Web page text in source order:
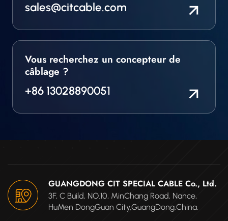
sales@citcable.com
Vous recherchez un concepteur de
câblage ?
+86 13028890051
GUANGDONG CIT SPECIAL CABLE Co., Ltd.
3F, C Build, NO.10, MinChang Road, Nance,
HuMen DongGuan City,GuangDong.China.